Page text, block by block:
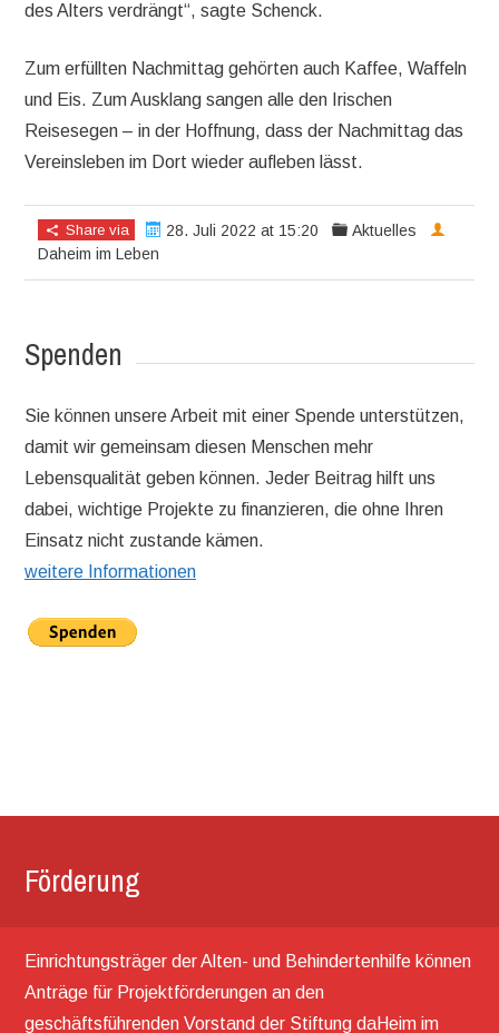
des Alters verdrängt“, sagte Schenck.
Zum erfüllten Nachmittag gehörten auch Kaffee, Waffeln
und Eis. Zum Ausklang sangen alle den Irischen
Reisesegen – in der Hoffnung, dass der Nachmittag das
Vereinsleben im Dort wieder aufleben lässt.
Share via 28. Juli 2022 at 15:20
Aktuelles
Daheim im Leben
Spenden
Sie können unsere Arbeit mit einer Spende unterstützen,
damit wir gemeinsam diesen Menschen mehr
Lebensqualität geben können. Jeder Beitrag hilft uns
dabei, wichtige Projekte zu finanzieren, die ohne Ihren
Einsatz nicht zustande kämen.
weitere Informationen
Förderung
Einrichtungsträger der Alten- und Behindertenhilfe können
Anträge für Projektförderungen an den
geschäftsführenden Vorstand der Stiftung daHeim im